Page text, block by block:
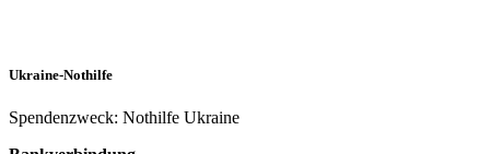
Ukraine-Nothilfe
Spendenzweck: Nothilfe Ukraine